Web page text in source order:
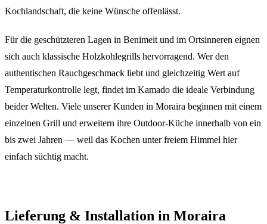
Kochlandschaft, die keine Wünsche offenlässt.
Für die geschützteren Lagen in Benimeit und im Ortsinneren eignen
sich auch klassische Holzkohlegrills hervorragend. Wer den
authentischen Rauchgeschmack liebt und gleichzeitig Wert auf
Temperaturkontrolle legt, findet im Kamado die ideale Verbindung
beider Welten. Viele unserer Kunden in Moraira beginnen mit einem
einzelnen Grill und erweitern ihre Outdoor-Küche innerhalb von ein
bis zwei Jahren — weil das Kochen unter freiem Himmel hier
einfach süchtig macht.
Lieferung & Installation in Moraira